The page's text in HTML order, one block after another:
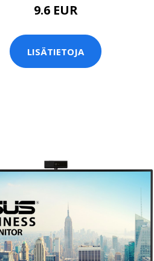
9.6 EUR
LISÄTIETOJA